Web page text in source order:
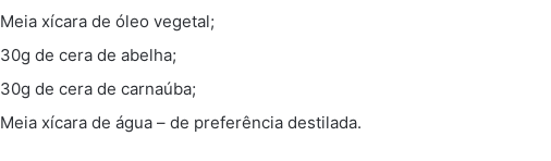
Meia xícara de óleo vegetal;
30g de cera de abelha;
30g de cera de carnaúba;
Meia xícara de água – de preferência destilada.